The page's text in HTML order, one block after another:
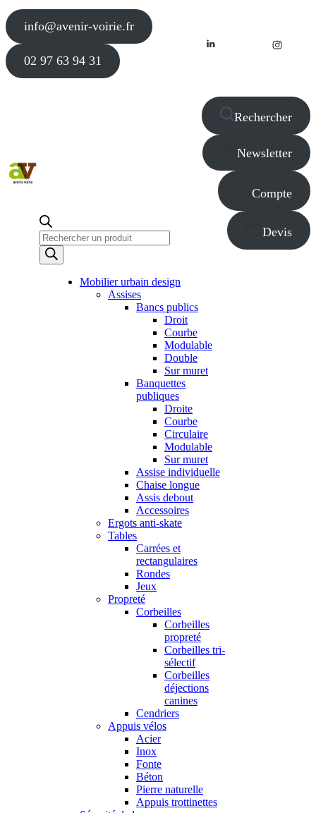
info@avenir-voirie.fr
02 97 63 94 31
Recherche
de
produits
Rechercher
Newsletter
Compte
Devis
Mobilier urbain design
Assises
Bancs publics
Droit
Courbe
Modulable
Double
Sur muret
Banquettes
publiques
Droite
Courbe
Circulaire
Modulable
Sur muret
Assise individuelle
Chaise longue
Assis debout
Accessoires
Ergots anti-skate
Tables
Carrées et
rectangulaires
Rondes
Jeux
Propreté
Corbeilles
Corbeilles
propreté
Corbeilles tri-
sélectif
Corbeilles
déjections
canines
Cendriers
Appuis vélos
Acier
Inox
Fonte
Béton
Pierre naturelle
Appuis trottinettes